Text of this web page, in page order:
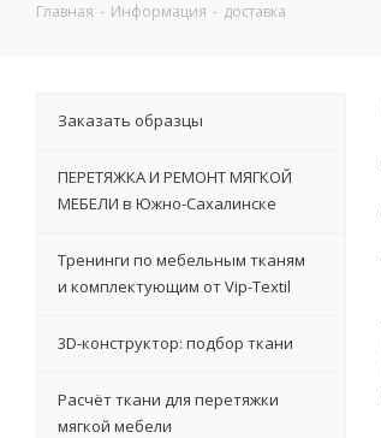
Главная - Информация - доставка
Заказать образцы
ПЕРЕТЯЖКА И РЕМОНТ МЯГКОЙ
МЕБЕЛИ в Южно-Сахалинске
Тренинги по мебельным тканям
и комплектующим от Vip-Textil
3D-конструктор: подбор ткани
Расчёт ткани для перетяжки
мягкой мебели